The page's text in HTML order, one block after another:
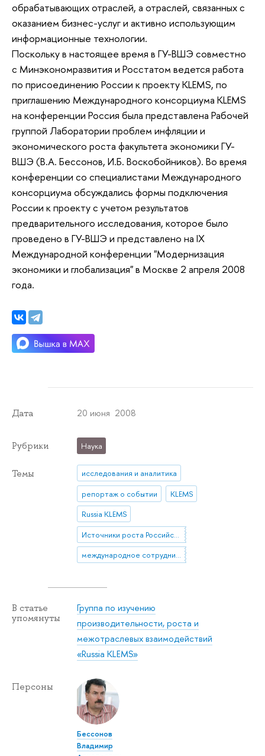
обрабатывающих отраслей, а отраслей, связанных с
оказанием бизнес-услуг и активно использующим
информационные технологии.
Поскольку в настоящее время в ГУ-ВШЭ совместно
с Минэкономразвития и Росстатом ведется работа
по присоединению России к проекту KLEMS, по
приглашению Международного консорциума KLEMS
на конференции Россия была представлена Рабочей
группой Лаборатории проблем инфляции и
экономического роста факультета экономики ГУ-
ВШЭ (В.А. Бессонов, И.Б. Воскобойников). Во время
конференции со специалистами Международного
консорциума обсуждались формы подключения
России к проекту с учетом результатов
предварительного исследования, которое было
проведено в ГУ-ВШЭ и представлено на IX
Международной конференции "Модернизация
экономики и глобализация" в Москве 2 апреля 2008
года.
Дата 20 июня 2008
Рубрики Наука
Темы
исследования и аналитика
репортаж о событии
KLEMS
Russia KLEMS
Источники роста Российской экономики
международное сотрудничество
В статье
упомянуты
Группа по изучению
производительности, роста и
межотраслевых взаимодействий
«Russia KLEMS»
Персоны
Бессонов
Владимир